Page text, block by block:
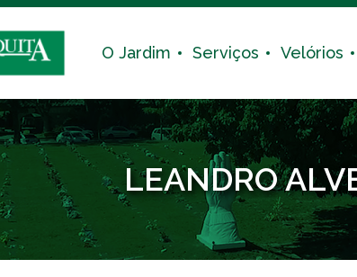
O Jardim Serviços Velórios
LEANDRO